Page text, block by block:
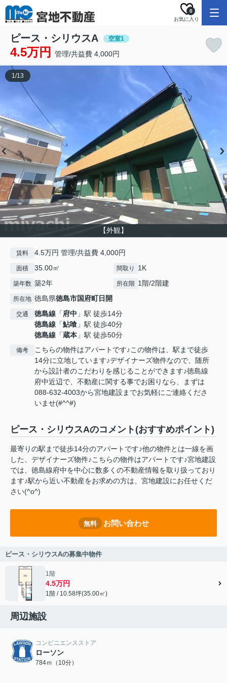
お気に入り
0
ピース・シリウスA 空室1
4.5万円 管理/共益費 4,000円
【外観】
1/13
賃料 4.5万円 管理/共益費 4,000円
面積 35.00㎡ 間取り 1K
築年数 築2年 所在階 1階/2階建
所在地 徳島県徳島市国府町日開
交通 徳島線 「府中 」駅 徒歩14分
徳島線 「鮎喰 」駅 徒歩40分
徳島線 「蔵本 」駅 徒歩50分
備考
こちらの物件はアパートです♪この物件は、駅まで徒歩
14分に立地しています♪デザイナーズ物件なので、随所
から設計者のこだわりを感じることができます♪徳島線
府中近辺で、不動産に関する事でお困りなら、まずは
088-632-4003から宮地建設までお気軽にご連絡くださ
いませ(#^^#)
ピース・シリウスAのコメント(おすすめポイント)
最寄りの駅まで徒歩14分のアパートです♪他の物件とは一線を画
した、デザイナーズ物件♪こちらの物件はアパートです♪宮地建設
では、徳島線府中を中心に数多くの不動産情報を取り扱っており
ます♪駅から近い不動産をお求めの方は、宮地建設にお任せくだ
さい(^o^)
無料 お問い合わせ
ピース・シリウスAの募集中物件
1階
4.5万円
1階 / 10.58坪(35.00㎡)
周辺施設
コンビニエンスストア
ローソン
784ｍ（10分）